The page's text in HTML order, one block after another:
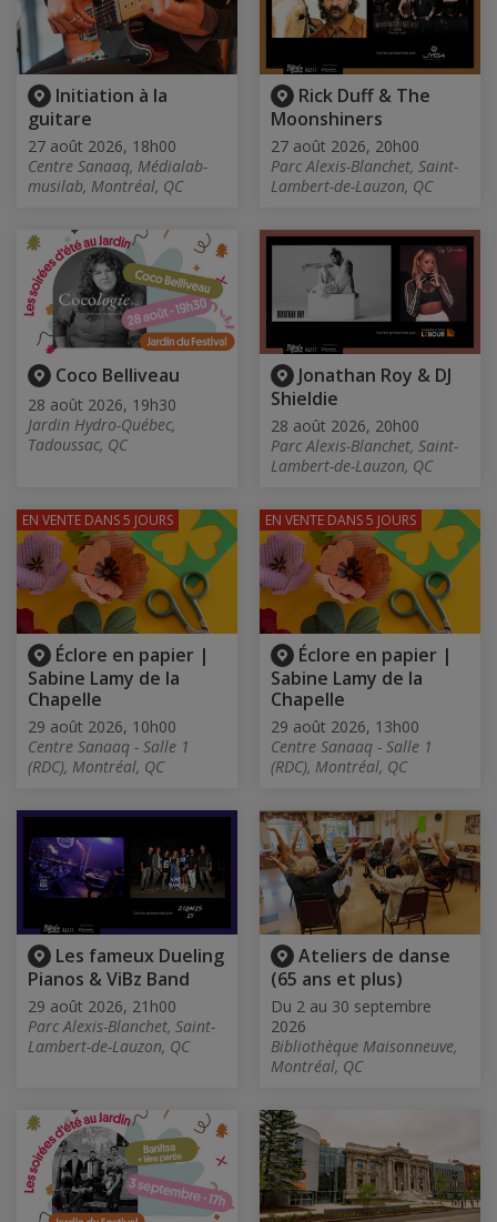
Initiation à la
guitare
27 août 2026, 18h00
Centre Sanaaq, Médialab-
musilab, Montréal, QC
Rick Duff & The
Moonshiners
27 août 2026, 20h00
Parc Alexis-Blanchet, Saint-
Lambert-de-Lauzon, QC
Coco Belliveau
28 août 2026, 19h30
Jardin Hydro-Québec,
Tadoussac, QC
Jonathan Roy & DJ
Shieldie
28 août 2026, 20h00
Parc Alexis-Blanchet, Saint-
Lambert-de-Lauzon, QC
Éclore en papier |
Sabine Lamy de la
Chapelle
29 août 2026, 10h00
Centre Sanaaq - Salle 1
(RDC), Montréal, QC
EN VENTE DANS 5 JOURS
Éclore en papier |
Sabine Lamy de la
Chapelle
29 août 2026, 13h00
Centre Sanaaq - Salle 1
(RDC), Montréal, QC
EN VENTE DANS 5 JOURS
Les fameux Dueling
Pianos & ViBz Band
29 août 2026, 21h00
Parc Alexis-Blanchet, Saint-
Lambert-de-Lauzon, QC
Ateliers de danse
(65 ans et plus)
Du 2 au 30 septembre
2026
Bibliothèque Maisonneuve,
Montréal, QC